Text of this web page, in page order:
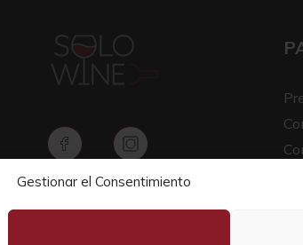
Gestionar el Consentimiento